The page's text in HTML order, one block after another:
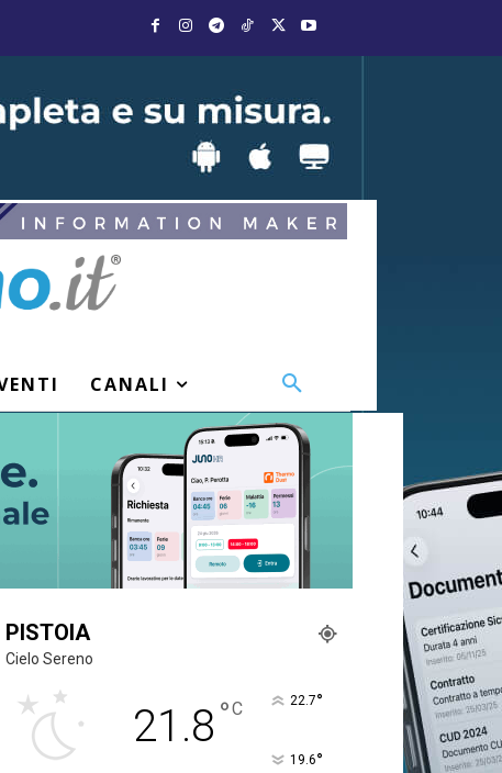
CANALI
PISTOIA
Cielo Sereno
21.8 °C 22.7°
19.6°